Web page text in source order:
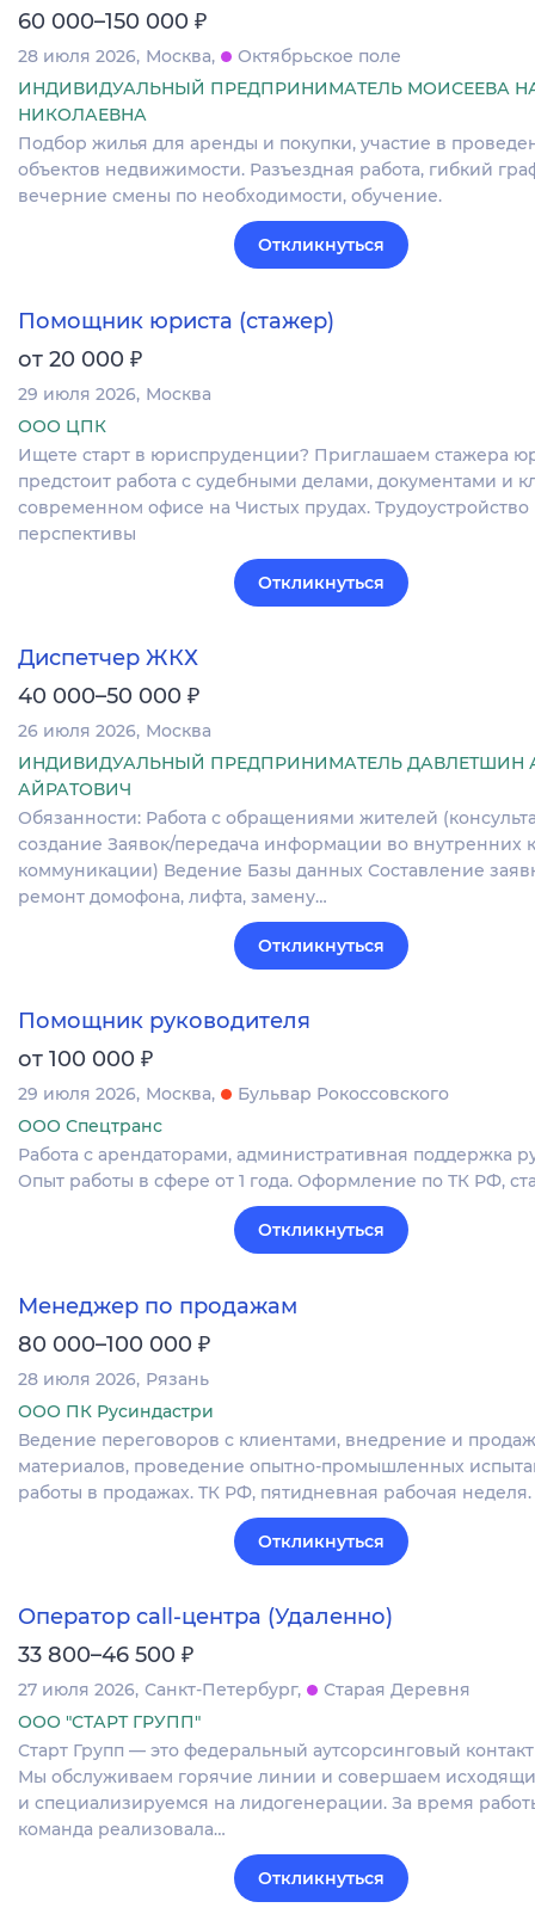
60 000–150 000 ₽
28 июля 2026 Москва
Октябрьское поле
ИНДИВИДУАЛЬНЫЙ ПРЕДПРИНИМАТЕЛЬ МОИСЕЕВА
НИКОЛАЕВНА
Подбор жилья для аренды и покупки, участие в
объектов недвижимости. Разъездная работа, гибкий
вечерние смены по необходимости, обучение.
Откликнуться
Помощник юриста (стажер)
от 20 000 ₽
29 июля 2026 Москва
ООО ЦПК
Ищете старт в юриспруденции? Приглашаем стажера
предстоит работа с судебными делами, документами и
современном офисе на Чистых прудах.
перспективы
Откликнуться
Диспетчер ЖКХ
40 000–50 000 ₽
26 июля 2026 Москва
ИНДИВИДУАЛЬНЫЙ ПРЕДПРИНИМАТЕЛЬ ДАВЛЕТШИН
АЙРАТОВИЧ
Обязанности: Работа с обращениями жителей
создание Заявок/передача информации во внутренних
коммуникации) Ведение Базы данных Составление
ремонт домофона, лифта, замену…
Откликнуться
Помощник руководителя
от 100 000 ₽
29 июля 2026 Москва
Бульвар Рокоссовского
ООО Спецтранс
Работа с арендаторами, административная поддержка
Опыт работы в сфере от 1 года. Оформление по ТК РФ,
Откликнуться
Менеджер по продажам
80 000–100 000 ₽
28 июля 2026 Рязань
ООО ПК Русиндастри
Ведение переговоров с клиентами, внедрение и
материалов, проведение опытно-промышленных
работы в продажах. ТК РФ, пятидневная рабочая неделя.
Откликнуться
Оператор call-центра (Удаленно)
33 800–46 500 ₽
27 июля 2026 Санкт-Петербург
Старая Деревня
ООО "СТАРТ ГРУПП"
Старт Групп — это федеральный аутсорсинговый
Мы обслуживаем горячие линии и совершаем
и специализируемся на лидогенерации. За время
команда реализовала…
Откликнуться